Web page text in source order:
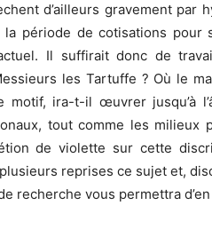
d’ailleurs gravement par
période de cotisations pour
Il suffirait donc de
les Tartuffe ? Où le
ira-t-il œuvrer jusqu’à
tout comme les milieux
de violette sur cette
reprises ce sujet et,
recherche vous permettra